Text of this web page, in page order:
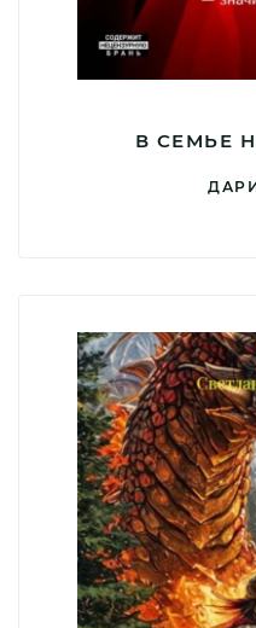
В СЕМЬЕ